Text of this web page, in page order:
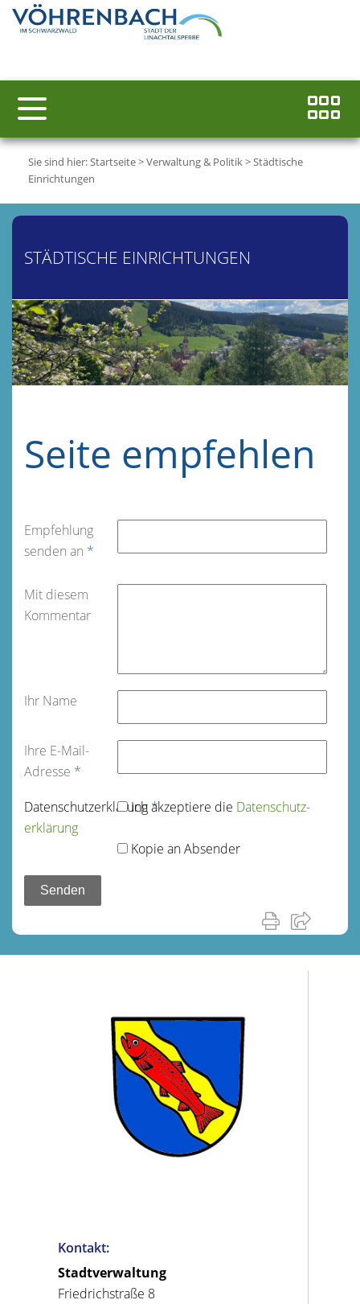
Sie sind hier:Startseite>Verwaltung & Politik>Städtische
Einrichtungen
STÄDTISCHE EINRICHTUNGEN
Seite empfehlen
Empfehlung
senden an *
Mit diesem
Kommentar
Ihr Name
Ihre E-Mail-
Adresse *
Datenschutz­erklärung*
Ich akzeptiere die Datenschutz­
erklärung
Kopie an Absender
Kontakt:
Stadtverwaltung
Friedrichstraße 8